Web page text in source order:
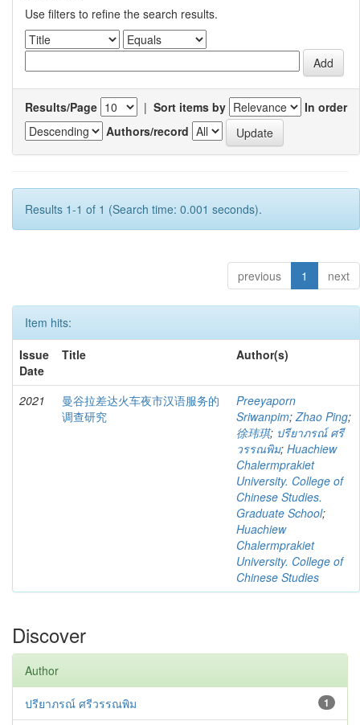
Use filters to refine the search results.
Results/Page | Sort items by
In order
Authors/record
Results 1-1 of 1 (Search time: 0.001 seconds).
previous 1 next
Item hits:
Issue
Date
Title Author(s)
2021
曼谷拉差达火车夜市汉语服务的
调查研究
Preeyaporn
Sriwanpim;Zhao Ping;
徐玮琪; ปรียาภรณ์ ศรี
วรรณพิม; Huachiew
Chalermprakiet
University. College of
Chinese Studies.
Graduate School;
Huachiew
Chalermprakiet
University. College of
Chinese Studies
Discover
Author
1
ปรียาภรณ์ ศรีวรรณพิม